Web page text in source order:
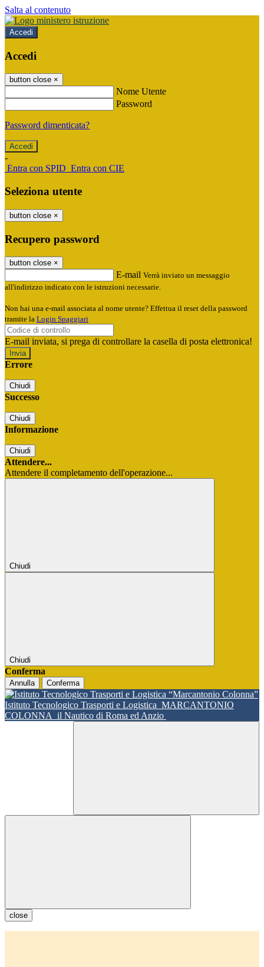
Salta al contenuto
Accedi
Accedi
button close ×
Nome Utente
Password
Password dimenticata?
-
Entra con SPID Entra con CIE
Seleziona utente
button close ×
Recupero password
button close ×
E-mail Verrà inviato un messaggio
all'indirizzo indicato con le istruzioni necessarie.
Non hai una e-mail associata al nome utente? Effettua il reset della password
tramite la Login Spaggiari
E-mail inviata, si prega di controllare la casella di posta elettronica!
Errore
Chiudi
Successo
Chiudi
Informazione
Chiudi
Attendere...
Attendere il completamento dell'operazione...
Chiudi
Chiudi
Conferma
Annulla Conferma
Istituto Tecnologico Trasporti e Logistica MARCANTONIO
COLONNA il Nautico di Roma ed Anzio
close